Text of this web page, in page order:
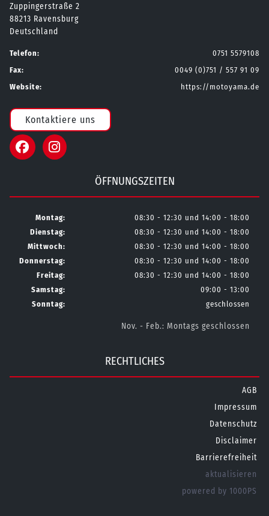
Zuppingerstraße 2
88213 Ravensburg
Deutschland
Telefon:
0751 5579108
Fax:
0049 (0)751 / 557 91 09
Website:
https://motoyama.de
Kontaktiere uns
ÖFFNUNGSZEITEN
Montag:
08:30 - 12:30 und 14:00 - 18:00
Dienstag:
08:30 - 12:30 und 14:00 - 18:00
Mittwoch:
08:30 - 12:30 und 14:00 - 18:00
Donnerstag:
08:30 - 12:30 und 14:00 - 18:00
Freitag:
08:30 - 12:30 und 14:00 - 18:00
Samstag:
09:00 - 13:00
Sonntag:
geschlossen
Nov. - Feb.: Montags geschlossen
RECHTLICHES
AGB
Impressum
Datenschutz
Disclaimer
Barrierefreiheit
aktualisieren
powered by 1000PS